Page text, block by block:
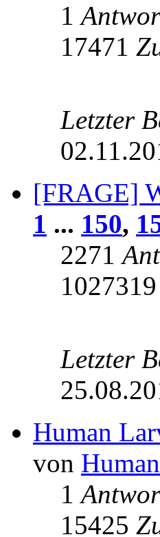
1
17471
Letzter
[FRAGE]
1 ... 150,
2271
1027319
Letzter
Human
von
1
15425